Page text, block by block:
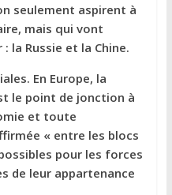
seulement aspirent à
mais qui vont
la Russie et la Chine.
En Europe, la
le point de jonction à
et toute
« entre les blocs
pour les forces
de leur appartenance